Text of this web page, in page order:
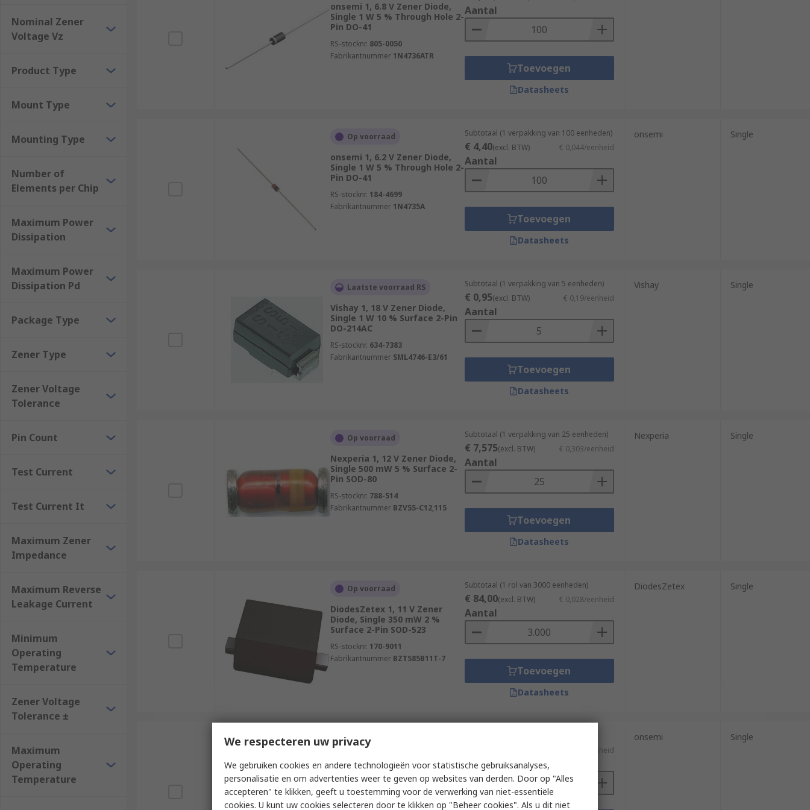
which would overheat. They are the most common and handiest solutions to a number of needs in a circuit design.
Nominal Zener
Voltage Vz
Product Type
Mount Type
Mounting Type
Number of
Elements per Chip
Maximum Power
Dissipation
Maximum Power
Dissipation Pd
Package Type
Zener Type
Zener Voltage
Tolerance
Pin Count
Test Current
Test Current It
Maximum Zener
Impedance
Maximum Reverse
Leakage Current
Minimum
Operating
Temperature
Zener Voltage
Tolerance ±
Maximum
Operating
Temperature
onsemi 1, 6.8 V Zener Diode,
Single 1 W 5 % Through Hole 2-
Pin DO-41
RS-stocknr. 805-0050
Fabrikantnummer 1N4736ATR
Aantal
Toevoegen
Datasheets
Op voorraad
onsemi 1, 6.2 V Zener Diode,
Single 1 W 5 % Through Hole 2-
Pin DO-41
RS-stocknr. 184-4699
Fabrikantnummer 1N4735A
Subtotaal (1 verpakking van 100 eenheden)
€ 4,40(excl. BTW) € 0,044/eenheid
Aantal
Toevoegen
Datasheets
onsemi Single
Laatste voorraad RS
Vishay 1, 18 V Zener Diode,
Single 1 W 10 % Surface 2-Pin
DO-214AC
RS-stocknr. 634-7383
Fabrikantnummer SML4746-E3/61
Subtotaal (1 verpakking van 5 eenheden)
€ 0,95(excl. BTW) € 0,19/eenheid
Aantal
Toevoegen
Datasheets
Vishay Single
Op voorraad
Nexperia 1, 12 V Zener Diode,
Single 500 mW 5 % Surface 2-
Pin SOD-80
RS-stocknr. 788-514
Fabrikantnummer BZV55-C12,115
Subtotaal (1 verpakking van 25 eenheden)
€ 7,575(excl. BTW) € 0,303/eenheid
Aantal
Toevoegen
Datasheets
Nexperia Single
Op voorraad
DiodesZetex 1, 11 V Zener
Diode, Single 350 mW 2 %
Surface 2-Pin SOD-523
RS-stocknr. 170-9011
Fabrikantnummer BZT585B11T-7
Subtotaal (1 rol van 3000 eenheden)
€ 84,00(excl. BTW) € 0,028/eenheid
Aantal
Toevoegen
Datasheets
DiodesZetex Single
Op voorraad
onsemi 1, 190 V Zener Diode,
Single 5 W 5 % Through Hole 2-
Pin DO-15
RS-stocknr.163-1933
€ 0,113/eenheid
Aantal
onsemi Single
We respecteren uw privacy
We gebruiken cookies en andere technologieën voor statistische gebruiksanalyses,
personalisatie en om advertenties weer te geven op websites van derden. Door op "Alles
accepteren" te klikken, geeft u toestemming voor de verwerking van niet-essentiële
cookies. U kunt uw cookies selecteren door te klikken op "Beheer cookies". Als u dit niet